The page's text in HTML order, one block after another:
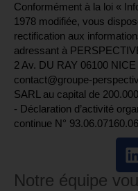
Conformément à la loi «
1978 modifiée, vous
rectification aux
adressant à
2 Av. DU RAY 06100
contact@groupe-
SARL au capital de
- Déclaration d’activité
continue N°
Notre équipe